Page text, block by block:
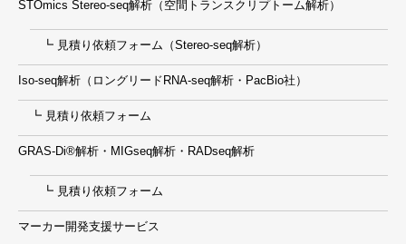
STOmics Stereo-seq解析（空間トランスクリプトーム解析）
┗ 見積り依頼フォーム（Stereo-seq解析）
Iso-seq解析（ロングリードRNA-seq解析・PacBio社）
┗ 見積り依頼フォーム
GRAS-Di®解析・MIGseq解析・RADseq解析
┗ 見積り依頼フォーム
マーカー開発支援サービス